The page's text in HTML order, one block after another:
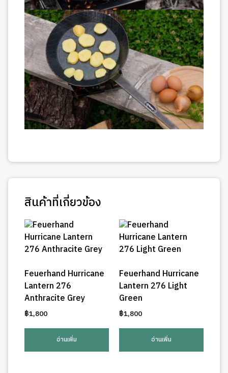
สินค้าที่เกี่ยวข้อง
Feuerhand Hurricane
Lantern 276
Anthracite Grey
฿1,800
อ่านเพิ่ม
Feuerhand Hurricane
Lantern 276 Light
Green
฿1,800
อ่านเพิ่ม